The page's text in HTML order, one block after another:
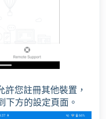
許您註冊其他裝置，
下方的設定頁面。